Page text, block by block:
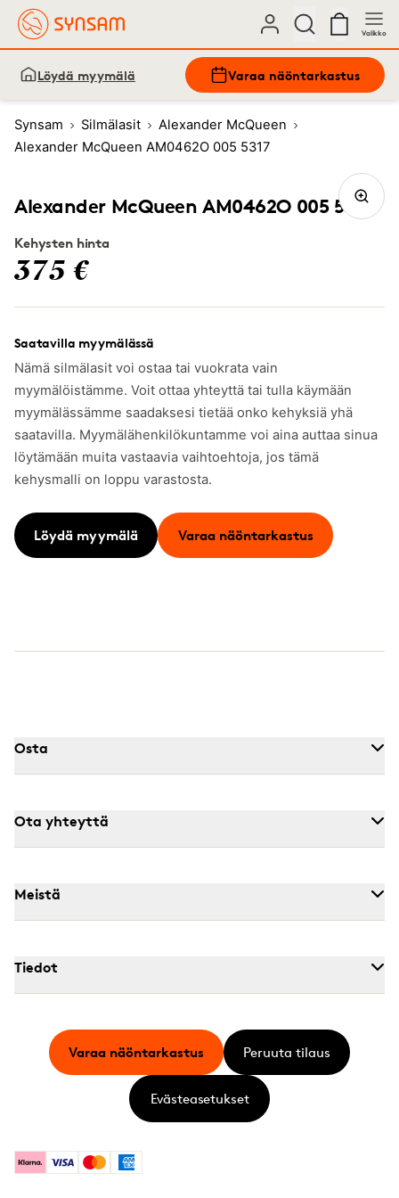
Valikko
Löydä myymälä Varaa näöntarkastus
Synsam Silmälasit
Alexander McQueen
Alexander McQueen AM0462O 005 5317
Alexander McQueen AM0462O 005 5317
Kehysten hinta
375 €
Saatavilla myymälässä
Nämä silmälasit voi ostaa tai vuokrata vain
myymälöistämme. Voit ottaa yhteyttä tai tulla käymään
myymälässämme saadaksesi tietää onko kehyksiä yhä
saatavilla. Myymälähenkilökuntamme voi aina auttaa sinua
löytämään muita vastaavia vaihtoehtoja, jos tämä
kehysmalli on loppu varastosta.
Löydä myymälä Varaa näöntarkastus
Osta
Ota yhteyttä
Meistä
Tiedot
KlarnaVisa MastercardAmerican Express
Varaa näöntarkastus Peruuta tilaus
Evästeasetukset